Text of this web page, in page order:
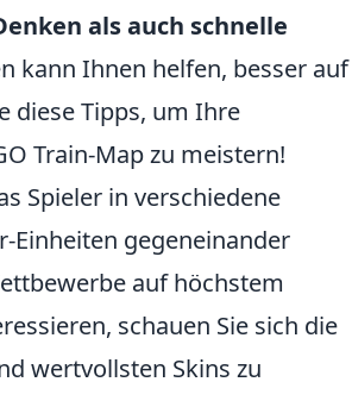
als auch schnelle
kann Ihnen helfen, besser auf
diese Tipps, um Ihre
Train-Map zu meistern!
Spieler in verschiedene
Einheiten gegeneinander
auf höchstem
schauen Sie sich die
wertvollsten Skins zu